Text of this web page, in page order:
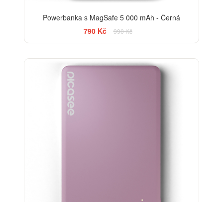
Powerbanka s MagSafe 5 000 mAh - Černá
790 Kč
990 Kč